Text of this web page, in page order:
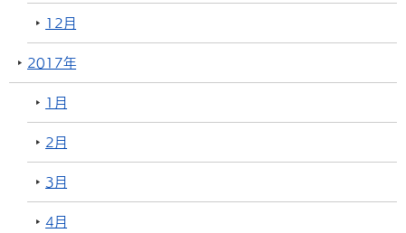
12月
2017年
1月
2月
3月
4月